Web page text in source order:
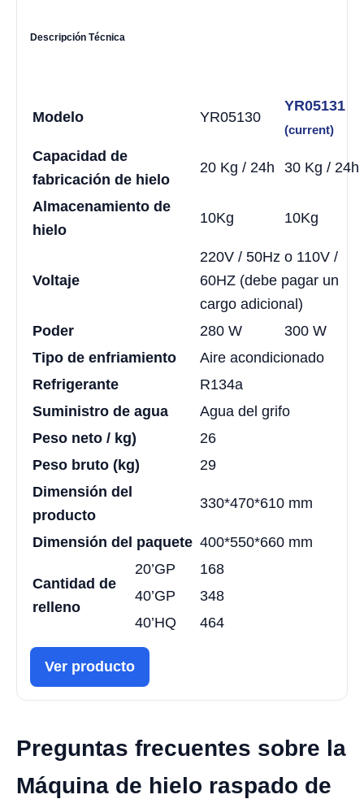
Descripción Técnica
Modelo YR05130
YR05131
(current)
Capacidad de
fabricación de hielo
20 Kg / 24h 30 Kg / 24h
Almacenamiento de
hielo
10Kg 10Kg
Voltaje
220V / 50Hz o 110V /
60HZ (debe pagar un
cargo adicional)
Poder
280 W
300 W
Tipo de enfriamiento
Aire acondicionado
Refrigerante
R134a
Suministro de agua
Agua del grifo
Peso neto / kg)
26
Peso bruto (kg)
29
Dimensión del
producto
330*470*610 mm
Dimensión del paquete 400*550*660 mm
Cantidad de
relleno
20’GP
168
40’GP
348
40’HQ
464
Ver producto
Preguntas frecuentes sobre la
Máquina de hielo raspado de